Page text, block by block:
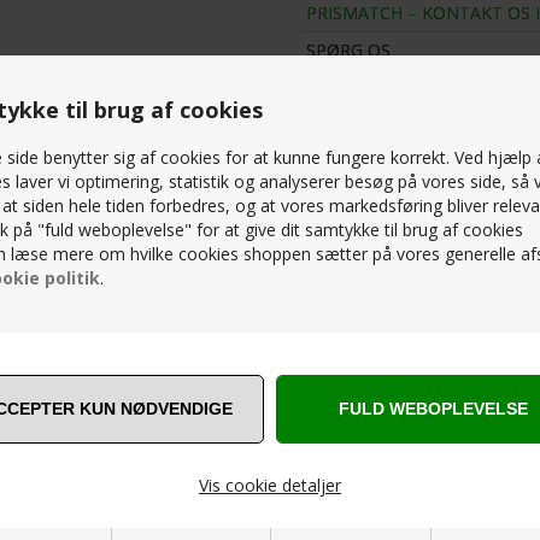
til brug af cookies
side benytter sig af cookies for at kunne fungere korrekt. Ved hjælp
laver vi optimering, statistik og analyserer besøg på vores side, så
at siden hele tiden forbedres, og at vores markedsføring bliver
på "fuld weboplevelse" for at give dit samtykke til brug af cookies
læse mere om hvilke cookies shoppen sætter på vores generelle
politik.
Vis cookie detaljer
du spørgsmål eller andet
86321266 - Husk gratis levering
PRISMATCH – KONTAKT OS
SPØRG OS
RELATEREDE PRODUKTER